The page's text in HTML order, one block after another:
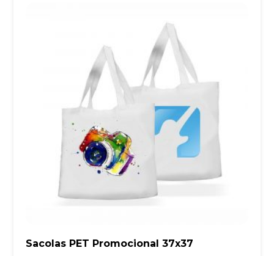
Sacolas PET Promocional 37x37